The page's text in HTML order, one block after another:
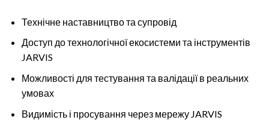
Технічне наставництво та супровід
Доступ до технологічної екосистеми та інструментів
JARVIS
Можливості для тестування та валідації в реальних
умовах
Видимість і просування через мережу JARVIS